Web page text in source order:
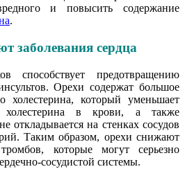
и повысить содержание
.
заболевания сердца
способствует предотвращению
Орехи содержат большое
холестерина, который уменьшает
холестерина в крови, а также
откладывается на стенках сосудов
Таким образом, орехи снижают
которые могут серьезно
сосудистой системы.